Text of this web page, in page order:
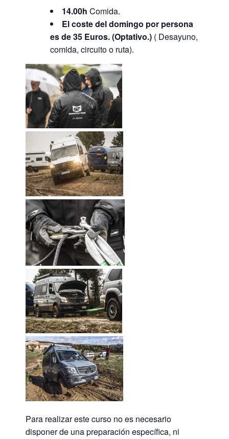
14.00h Comida.
El coste del domingo por persona
es de 35 Euros. (Optativo.) ( Desayuno,
comida, circuito o ruta).
Para realizar este curso no es necesario
disponer de una preparación específica, ni